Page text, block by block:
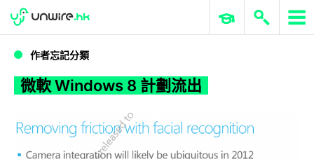
微軟 Windows 8 計劃流出
WWDC 2026 ERP 與商業 AI
作者忘記分類
微軟 Windows 8 計劃流出